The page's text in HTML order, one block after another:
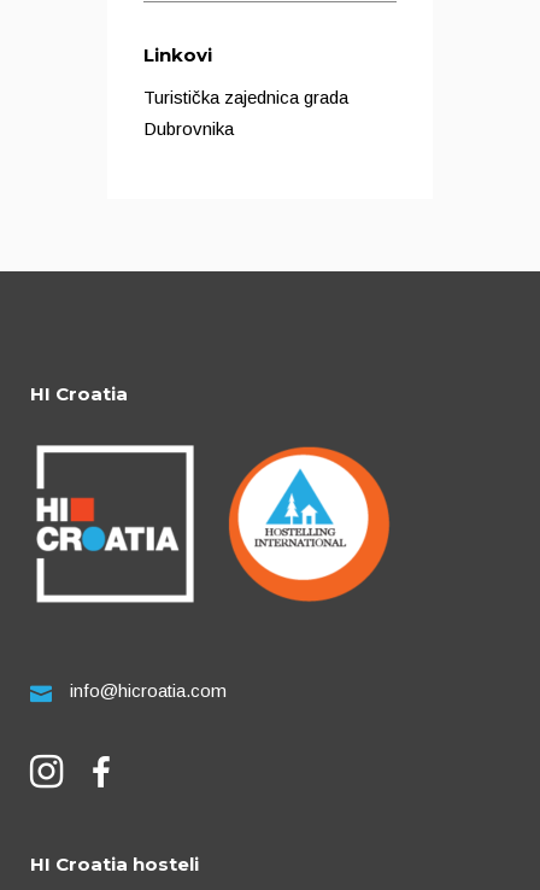
Linkovi
Turistička zajednica grada
Dubrovnika
HI Croatia
info@hicroatia.com
HI Croatia hosteli